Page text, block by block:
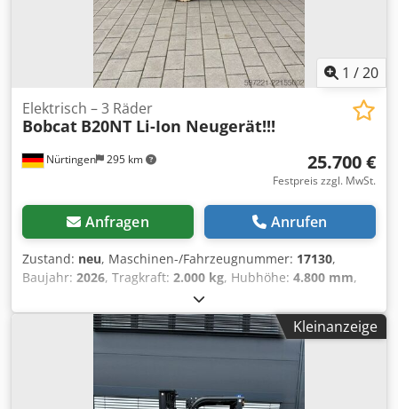
1 /20
Nürtingen 295 km
Elektrisch – 3 Räder
Bobcat B20NT Li-Ion Neugerät!!!
25.700 €
Festpreis zzgl. MwSt.
Anfragen Anrufen
Zustand: neu, Maschinen-/Fahrzeugnummer: 17130,
Baujahr: 2026, Tragkraft: 2.000 kg, Hubhöhe: 4.800 mm,
, Lastschwerpunkt:
Kraftstofftyp:elektrisch, Masttyp:Triplex, Bauhöhe:2.215
, Batteriespannung:51,2 V, Gabellänge: 1.200 mm,
Vorderreifengröße: 200/50-10 non-marking
, Gesamtgewicht:
, 5174822 Seriennummer: OBA07-000027 Batterie-
Kleinanzeige